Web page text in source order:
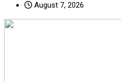
August 7, 2026